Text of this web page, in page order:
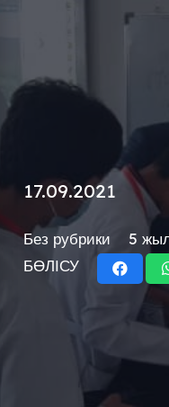
17.09.2021
Без рубрики
5
БӨЛІСУ